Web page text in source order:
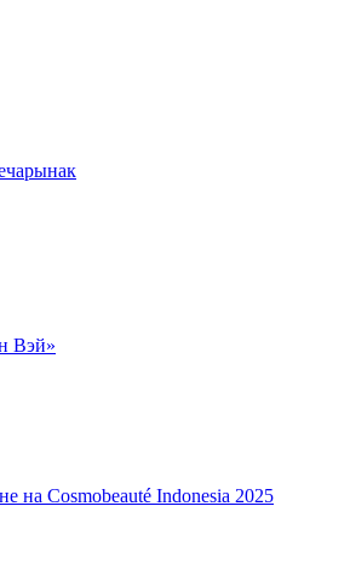
Вэй»
на Cosmobeauté Indonesia 2025